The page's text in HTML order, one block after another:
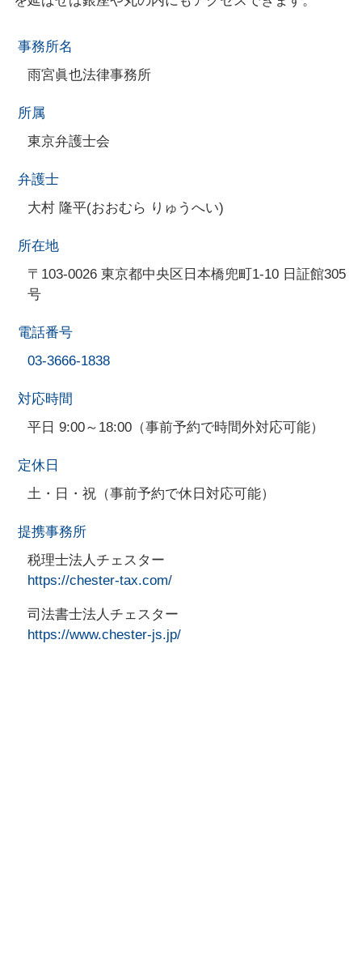
事務所名
雨宮眞也法律事務所
所属
東京弁護士会
弁護士
大村 隆平(おおむら りゅうへい)
所在地
〒103-0026 東京都中央区日本橋兜町1-10 日証館305
号
電話番号
03-3666-1838
対応時間
平日 9:00～18:00（事前予約で時間外対応可能）
定休日
土・日・祝（事前予約で休日対応可能）
提携事務所
税理士法人チェスター
https://chester-tax.com/
司法書士法人チェスター
https://www.chester-js.jp/